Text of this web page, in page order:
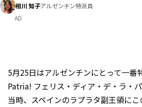
相川 知子アルゼンチン特派員
AD
5月25日はアルゼンチンにとって一
Patria! フェリス・ディア・デ・ラ・
当時、スペインのラプラタ副王領に